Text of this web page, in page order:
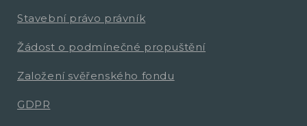
Stavební právo právník
Žádost o podmínečné propuštění
Založení svěřenského fondu
GDPR